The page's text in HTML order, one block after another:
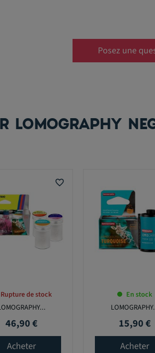
Posez une
LOMOGRAPHY
favorite_border
Rupture de stock
Prix
46,90 €
Acheter
En stock
Prix
15,90 €
Acheter